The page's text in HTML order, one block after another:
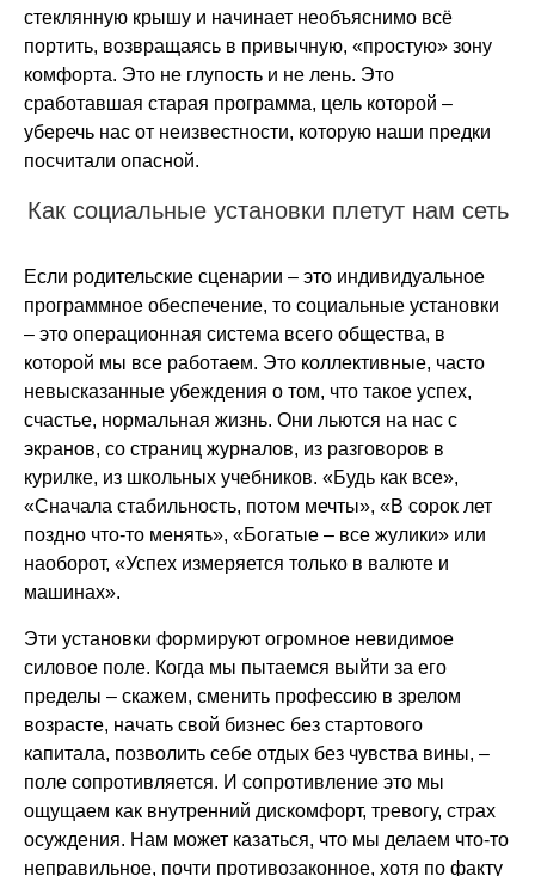
стеклянную крышу и начинает необъяснимо всё
портить, возвращаясь в привычную, «простую» зону
комфорта. Это не глупость и не лень. Это
сработавшая старая программа, цель которой –
уберечь нас от неизвестности, которую наши предки
посчитали опасной.
Как социальные установки плетут нам сеть
Если родительские сценарии – это индивидуальное
программное обеспечение, то социальные установки
– это операционная система всего общества, в
которой мы все работаем. Это коллективные, часто
невысказанные убеждения о том, что такое успех,
счастье, нормальная жизнь. Они льются на нас с
экранов, со страниц журналов, из разговоров в
курилке, из школьных учебников. «Будь как все»,
«Сначала стабильность, потом мечты», «В сорок лет
поздно что-то менять», «Богатые – все жулики» или
наоборот, «Успех измеряется только в валюте и
машинах».
Эти установки формируют огромное невидимое
силовое поле. Когда мы пытаемся выйти за его
пределы – скажем, сменить профессию в зрелом
возрасте, начать свой бизнес без стартового
капитала, позволить себе отдых без чувства вины, –
поле сопротивляется. И сопротивление это мы
ощущаем как внутренний дискомфорт, тревогу, страх
осуждения. Нам может казаться, что мы делаем что-то
неправильное, почти противозаконное, хотя по факту